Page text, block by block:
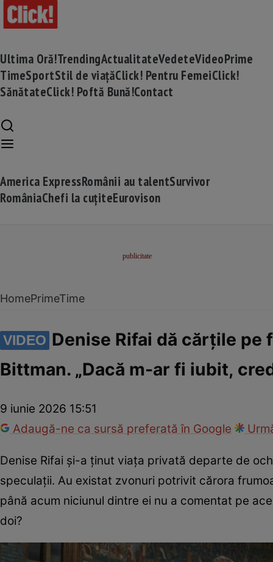
Ultima Oră!TrendingActualitateVedeteVideoPrime
TimeSportStil de viațăClick! Pentru FemeiClick!
SănătateClick! Poftă Bună!Contact
America ExpressRomânii au talentSurvivor
RomâniaChefi la cuțiteEurovison
HomePrimeTime
VIDEO Denise Rifai dă cărțile pe
Bittman. „Dacă m-ar fi iubit,
9 iunie 2026 15:51
Adaugă-ne ca sursă preferată în Google
Denise Rifai și-a ținut viața privată departe de
speculații. Au existat zvonuri potrivit cărora
până acum niciunul dintre ei nu a comentat pe
doi?